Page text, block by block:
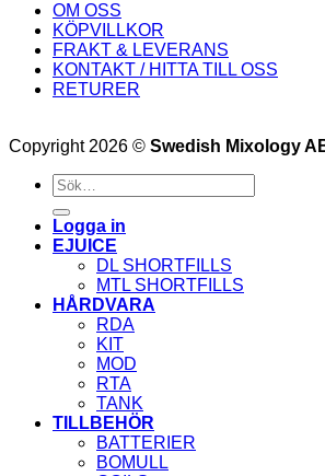
OM OSS
KÖPVILLKOR
FRAKT & LEVERANS
KONTAKT / HITTA TILL OSS
RETURER
Copyright 2026 © Swedish Mixology
Sök
efter:
Logga in
EJUICE
DL SHORTFILLS
MTL SHORTFILLS
HÅRDVARA
RDA
KIT
MOD
RTA
TANK
TILLBEHÖR
BATTERIER
BOMULL